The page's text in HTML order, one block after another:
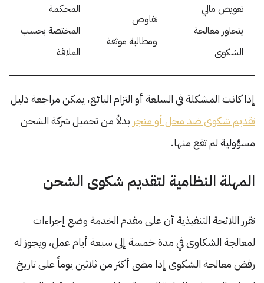
تعويض مالي
يتجاوز معالجة
الشكوى
تفاوض
ومطالبة موثقة
المحكمة
المختصة بحسب
العلاقة
إذا كانت المشكلة في السلعة أو التزام البائع، يمكن مراجعة دليل
تقديم شكوى ضد محل أو متجر بدلاً من تحميل شركة الشحن
مسؤولية لم تقع منها.
المهلة النظامية لتقديم شكوى الشحن
تقرر اللائحة التنفيذية أن على مقدم الخدمة وضع إجراءات
لمعالجة الشكاوى في مدة خمسة إلى سبعة أيام عمل، ويجوز له
رفض معالجة الشكوى إذا مضى أكثر من ثلاثين يوماً على تاريخ